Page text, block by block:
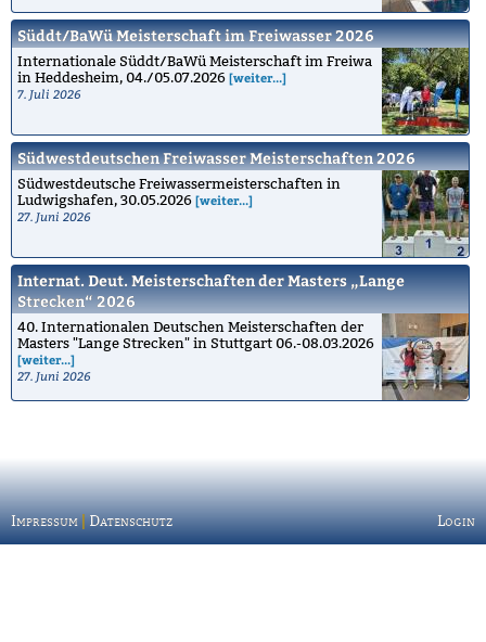
Süddt/BaWü Meisterschaft im Freiwasser 2026
Internationale Süddt/BaWü Meisterschaft im Freiwa
in Heddesheim, 04./05.07.2026 [weiter...]
7. Juli 2026
Südwestdeutschen Freiwasser Meisterschaften 2026
Südwestdeutsche Freiwassermeisterschaften in
Ludwigshafen, 30.05.2026 [weiter...]
27. Juni 2026
Internat. Deut. Meisterschaften der Masters „Lange
Strecken“ 2026
40. Internationalen Deutschen Meisterschaften der
Masters "Lange Strecken" in Stuttgart 06.-08.03.2026
[weiter...]
27. Juni 2026
Impressum|Datenschutz Login